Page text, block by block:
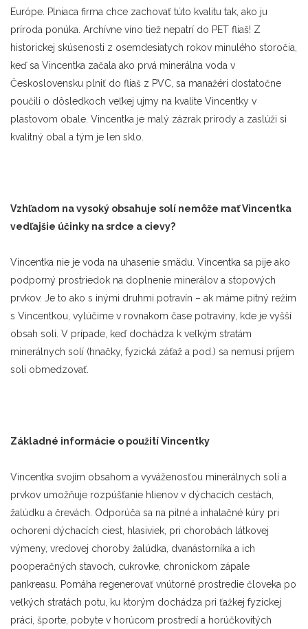
Európe. Plniaca firma chce zachovať túto kvalitu tak, ako ju
príroda ponúka. Archívne víno tiež nepatrí do PET fliaš! Z
historickej skúsenosti z osemdesiatych rokov minulého storočia,
keď sa Vincentka začala ako prvá minerálna voda v
Československu plniť do fliaš z PVC, sa manažéri dostatočne
poučili o dôsledkoch veľkej ujmy na kvalite Vincentky v
plastovom obale. Vincentka je malý zázrak prírody a zaslúži si
kvalitný obal a tým je len sklo.
Vzhľadom na vysoký obsahuje solí nemôže mať Vincentka
vedľajšie účinky na srdce a cievy?
Vincentka nie je voda na uhasenie smädu. Vincentka sa pije ako
podporný prostriedok na doplnenie minerálov a stopových
prvkov. Je to ako s inými druhmi potravín – ak máme pitný režim
s Vincentkou, vylúčime v rovnakom čase potraviny, kde je vyšší
obsah soli. V prípade, keď dochádza k veľkým stratám
minerálnych solí (hnačky, fyzická záťaž a pod.) sa nemusí príjem
soli obmedzovať.
Základné informácie o použití Vincentky
Vincentka svojím obsahom a vyváženosťou minerálnych solí a
prvkov umožňuje rozpúšťanie hlienov v dýchacích cestách,
žalúdku a črevách. Odporúča sa na pitné a inhalačné kúry pri
ochorení dýchacích ciest, hlasiviek, pri chorobách látkovej
výmeny, vredovej choroby žalúdka, dvanástorníka a ich
pooperačných stavoch, cukrovke, chronickom zápale
pankreasu. Pomáha regenerovať vnútorné prostredie človeka po
veľkých stratách potu, ku ktorým dochádza pri ťažkej fyzickej
práci, športe, pobyte v horúcom prostredí a horúčkovitých